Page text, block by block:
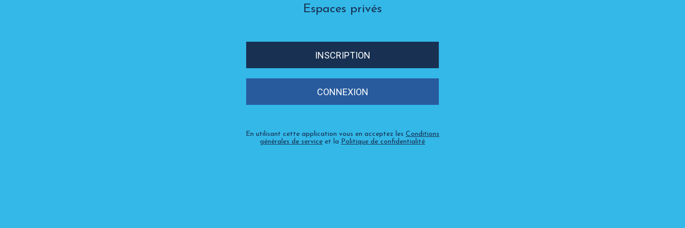
Espaces privés
INSCRIPTION
CONNEXION
En utilisant cette application vous en acceptez les Conditions
générales de service et la Politique de confidentialité